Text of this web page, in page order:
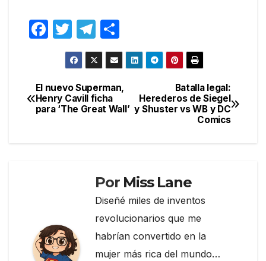
F
e
b
T
w
itt
er
T
el
e
gr
a
o
m
p
ar
Navegación
de
Batalla legal:
Herederos de Siegel
y Shuster vs WB y DC
Comics
El nuevo Superman,
Henry Cavill ficha
para ‘The Great Wall’
Por Miss Lane
Diseñé miles de inventos
revolucionarios que me
habrían convertido en la
mujer más rica del mundo…